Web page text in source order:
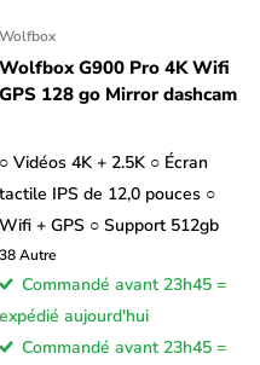
Wolfbox
Wolfbox G900 Pro 4K Wifi
GPS 128 go Mirror dashcam
○ Vidéos 4K + 2.5K ○ Écran
tactile IPS de 12,0 pouces ○
Wifi + GPS ○ Support 512gb
38Autre
Commandé avant 23h45 =
expédié aujourd'hui
Commandé avant 23h45 =